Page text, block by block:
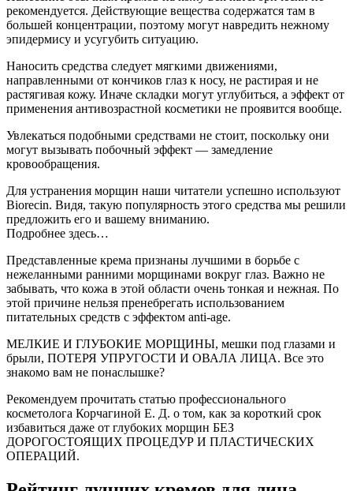
рекомендуется. Действующие вещества содержатся там в
большей концентрации, поэтому могут навредить нежному
эпидермису и усугубить ситуацию.
Наносить средства следует мягкими движениями,
направленными от кончиков глаз к носу, не растирая и не
растягивая кожу. Иначе складки могут углубиться, а эффект от
применения антивозрастной косметики не проявится вообще.
Увлекаться подобными средствами не стоит, поскольку они
могут вызывать побочный эффект — замедление
кровообращения.
Для устранения морщин наши читатели успешно используют
Biorecin. Видя, такую популярность этого средства мы решили
предложить его и вашему вниманию.
Подробнее здесь…
Представленные крема признаны лучшими в борьбе с
нежеланными ранними морщинами вокруг глаз. Важно не
забывать, что кожа в этой области очень тонкая и нежная. По
этой причине нельзя пренебрегать использованием
питательных средств с эффектом anti-age.
МЕЛКИЕ И ГЛУБОКИЕ МОРЩИНЫ, мешки под глазами и
брыли, ПОТЕРЯ УПРУГОСТИ И ОВАЛА ЛИЦА. Все это
знакомо вам не понаслышке?
Рекомендуем прочитать статью профессионального
косметолога Корчагиной Е. Д. о том, как за короткий срок
избавиться даже от глубоких морщин БЕЗ
ДОРОГОСТОЯЩИХ ПРОЦЕДУР И ПЛАСТИЧЕСКИХ
ОПЕРАЦИЙ.